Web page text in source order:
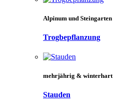
Alpinum und Steingarten
Trogbepflanzung
mehrjährig & winterhart
Stauden